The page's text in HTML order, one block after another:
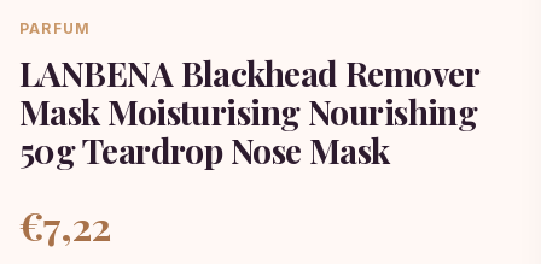
PARFUM
LANBENA Blackhead Remover
Mask Moisturising Nourishing
50g Teardrop Nose Mask
€7,22